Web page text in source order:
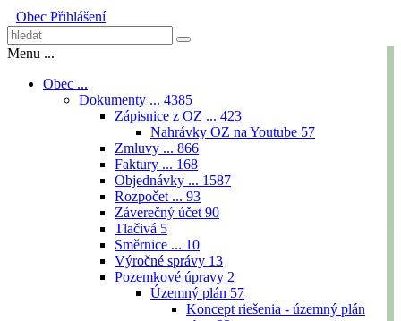
Obec Přihlášení
Menu ...
Obec ...
Dokumenty ... 4385
Zápisnice z OZ ... 423
Nahrávky OZ na Youtube 57
Zmluvy ... 866
Faktury ... 168
Objednávky ... 1587
Rozpočet ... 93
Záverečný účet 90
Tlačivá 5
Směrnice ... 10
Výročné správy 13
Pozemkové úpravy 2
Územný plán 57
Koncept riešenia - územný plán